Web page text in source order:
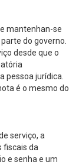
mantenhan-se
do governo.
desde que o
pessoa jurídica.
é o mesmo do
serviço, a
fiscais da
e senha e um